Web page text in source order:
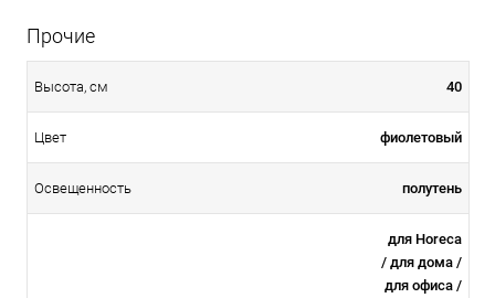
Прочие
Высота, см 40
Цвет фиолетовый
Освещенность полутень
для Horeca
/ для дома /
для офиса /